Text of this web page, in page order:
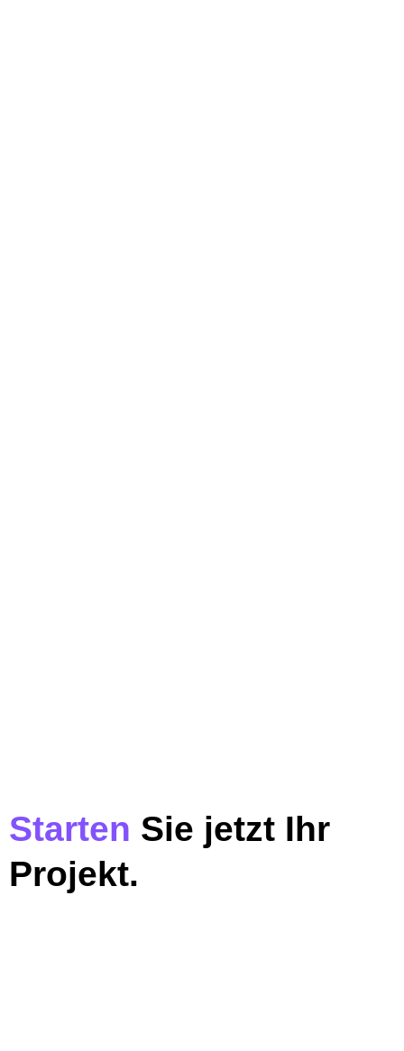
Starten Sie jetzt Ihr
Projekt.